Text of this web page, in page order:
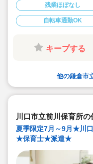
残業ほぼなし
自転車通勤OK
キープする
他の鎌倉市
川口市立前川保育所の
夏季限定7月～9月★川
★保育士★派遣★